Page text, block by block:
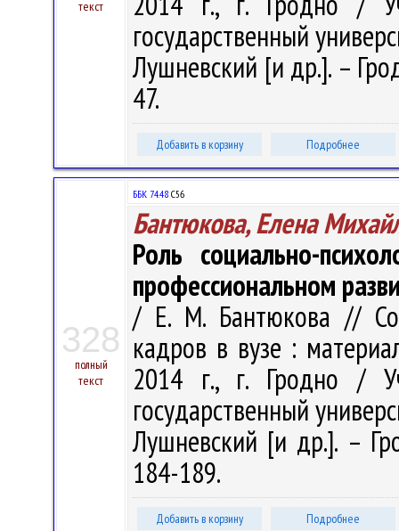
текст
государственный
Лушневский [и др.]. –
47.
Добавить в корзину Подробнее
328
полный
текст
ББК 74.48 С56
Бантюкова, Елена
Роль социально-
профессиональном
/ Е. М. Бантюкова //
кадров в вузе :
2014 г., г. Гродно /
государственный
Лушневский [и др.]. –
184-189.
Добавить в корзину Подробнее